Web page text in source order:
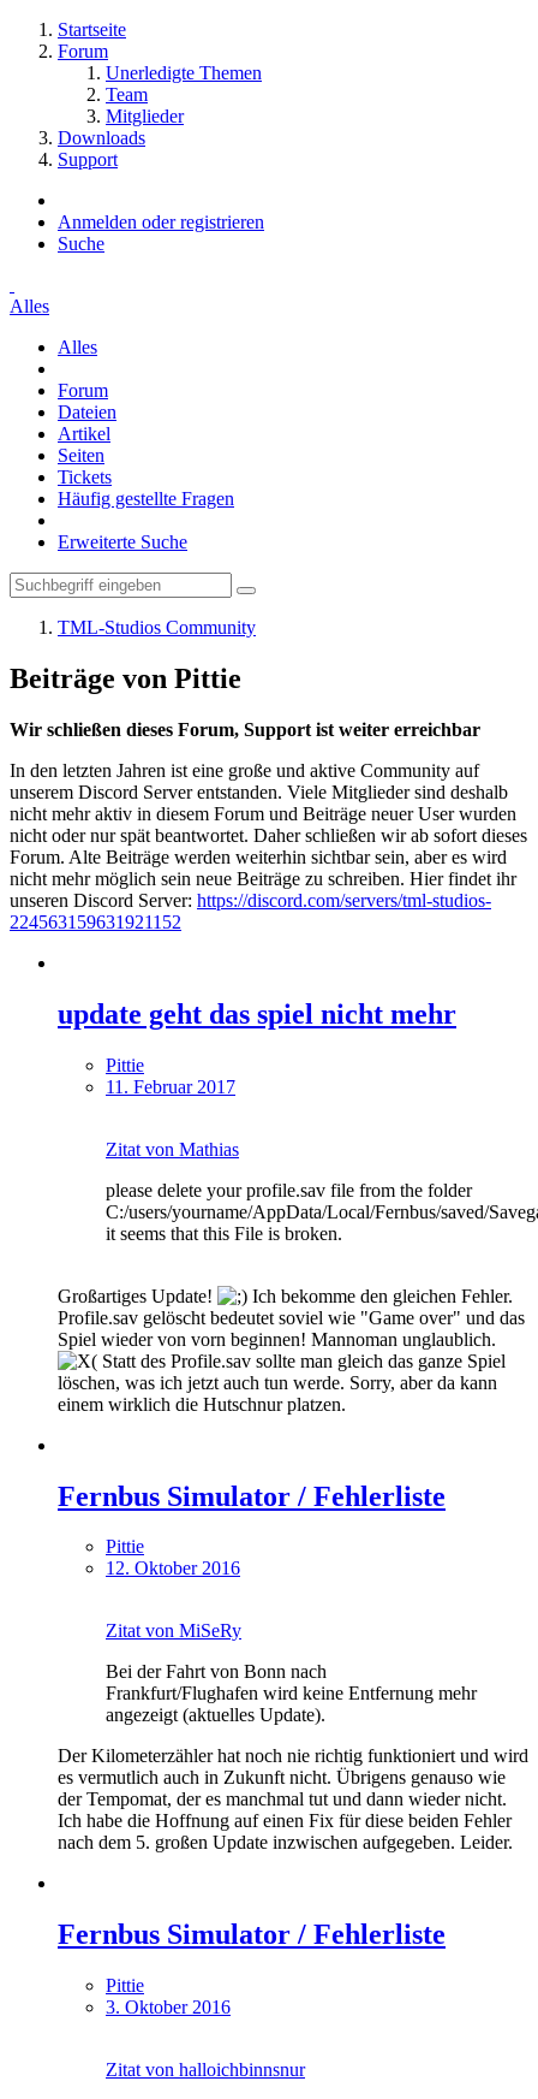
Startseite
Forum
Unerledigte Themen
Team
Mitglieder
Downloads
Support
Anmelden oder registrieren
Suche
Alles
Alles
Forum
Dateien
Artikel
Seiten
Tickets
Häufig gestellte Fragen
Erweiterte Suche
TML-Studios Community
Beiträge von Pittie
Wir schließen dieses Forum, Support ist weiter erreichbar
In den letzten Jahren ist eine große und aktive Community auf
unserem Discord Server entstanden. Viele Mitglieder sind deshalb
nicht mehr aktiv in diesem Forum und Beiträge neuer User wurden
nicht oder nur spät beantwortet. Daher schließen wir ab sofort dieses
Forum. Alte Beiträge werden weiterhin sichtbar sein, aber es wird
nicht mehr möglich sein neue Beiträge zu schreiben. Hier findet ihr
unseren Discord Server: https://discord.com/servers/tml-studios-
224563159631921152
update geht das spiel nicht mehr
Pittie
11. Februar 2017
Zitat von Mathias
please delete your profile.sav file from the folder
C:/users/yourname/AppData/Local/Fernbus/saved/
it seems that this File is broken.
Großartiges Update!
Ich bekomme den gleichen Fehler.
Profile.sav gelöscht bedeutet soviel wie "Game over" und das
Spiel wieder von vorn beginnen! Mannoman unglaublich.
Statt des Profile.sav sollte man gleich das ganze Spiel
löschen, was ich jetzt auch tun werde. Sorry, aber da kann
einem wirklich die Hutschnur platzen.
Fernbus Simulator / Fehlerliste
Pittie
12. Oktober 2016
Zitat von MiSeRy
Bei der Fahrt von Bonn nach
Frankfurt/Flughafen wird keine Entfernung mehr
angezeigt (aktuelles Update).
Der Kilometerzähler hat noch nie richtig funktioniert und wird
es vermutlich auch in Zukunft nicht. Übrigens genauso wie
der Tempomat, der es manchmal tut und dann wieder nicht.
Ich habe die Hoffnung auf einen Fix für diese beiden Fehler
nach dem 5. großen Update inzwischen aufgegeben. Leider.
Fernbus Simulator / Fehlerliste
Pittie
3. Oktober 2016
Zitat von halloichbinnsnur